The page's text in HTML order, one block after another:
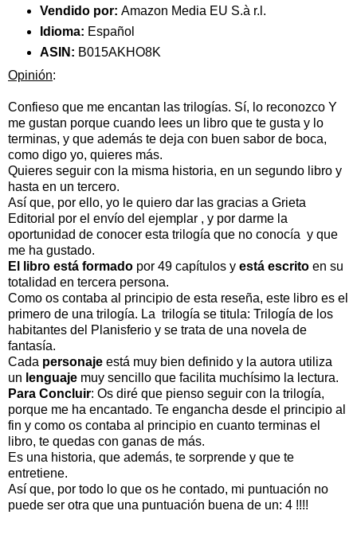
Vendido por: Amazon Media EU S.à r.l.
Idioma: Español
ASIN: B015AKHO8K
Opinión:
Confieso que me encantan las trilogías. Sí, lo reconozco Y
me gustan porque cuando lees un libro que te gusta y lo
terminas, y que además te deja con buen sabor de boca,
como digo yo, quieres más.
Quieres seguir con la misma historia, en un segundo libro y
hasta en un tercero.
Así que, por ello, yo le quiero dar las gracias a Grieta
Editorial por el envío del ejemplar , y por darme la
oportunidad de conocer esta trilogía que no conocía y que
me ha gustado.
El libro está formado por 49 capítulos y está escrito en su
totalidad en tercera persona.
Como os contaba al principio de esta reseña, este libro es el
primero de una trilogía. La trilogía se titula: Trilogía de los
habitantes del Planisferio y se trata de una novela de
fantasía.
Cada personaje está muy bien definido y la autora utiliza
un lenguaje muy sencillo que facilita muchísimo la lectura.
Para Concluir: Os diré que pienso seguir con la trilogía,
porque me ha encantado. Te engancha desde el principio al
fin y como os contaba al principio en cuanto terminas el
libro, te quedas con ganas de más.
Es una historia, que además, te sorprende y que te
entretiene.
Así que, por todo lo que os he contado, mi puntuación no
puede ser otra que una puntuación buena de un: 4 !!!!